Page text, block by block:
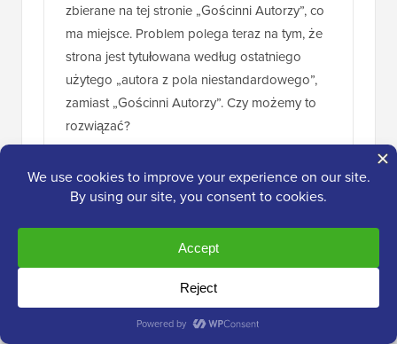
zbierane na tej stronie „Gościnni Autorzy”, co
ma miejsce. Problem polega teraz na tym, że
strona jest tytułowana według ostatniego
użytego „autora z pola niestandardowego”,
zamiast „Gościnni Autorzy”. Czy możemy to
rozwiązać?